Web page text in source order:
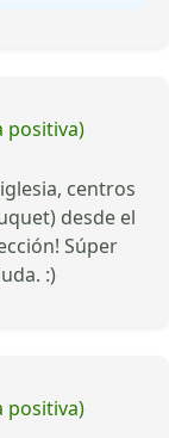
positiva)
centros
desde el
Súper
:)
positiva)